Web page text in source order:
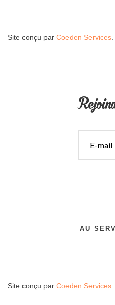
l Site conçu parCoeden Services.
AU
l Site conçu parCoeden Services